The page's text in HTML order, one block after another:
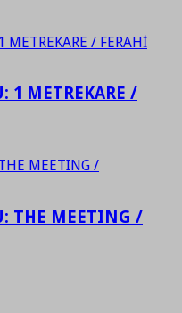
1 METREKARE /
THE MEETING /